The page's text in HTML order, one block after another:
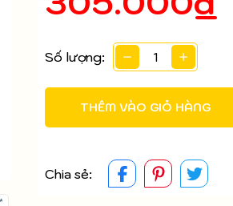
Số lượng:
THÊM VÀO GIỎ HÀNG
Điều kiện:
Chia sẻ: